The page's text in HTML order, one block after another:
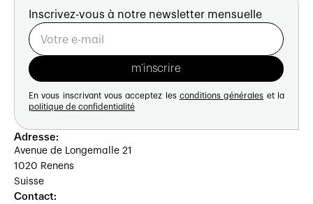
Inscrivez-vous à notre newsletter mensuelle
En vous inscrivant vous acceptez les conditions générales et la
politique de confidentialité
Adresse:
Avenue de Longemalle 21
1020 Renens
Suisse
Contact: